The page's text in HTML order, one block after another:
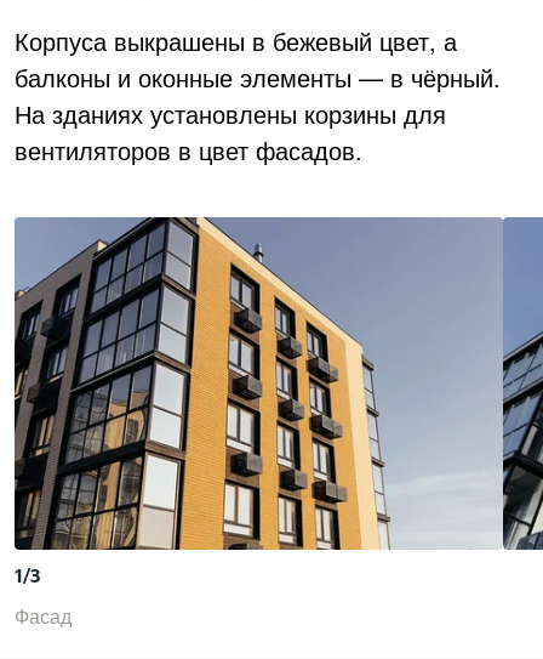
Корпуса выкрашены в бежевый цвет, а
балконы и оконные элементы — в чёрный.
На зданиях установлены корзины для
вентиляторов в цвет фасадов.
1/3
Фасад